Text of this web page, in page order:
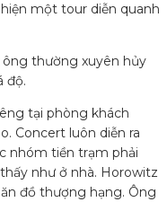
một tour diễn quanh
thường xuyên hủy
độ.
tại phòng khách
Concert luôn diễn ra
nhóm tiền trạm phải
như ở nhà. Horowitz
đồ thượng hạng. Ông